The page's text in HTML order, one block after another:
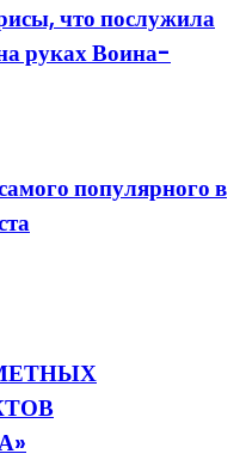
что послужила
руках Воина-
популярного в